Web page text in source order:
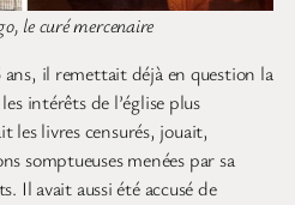
le curé mercenaire
il remettait déjà en question la
intérêts de l’église plus
les livres censurés, jouait,
somptueuses menées par sa
Il avait aussi été accusé de